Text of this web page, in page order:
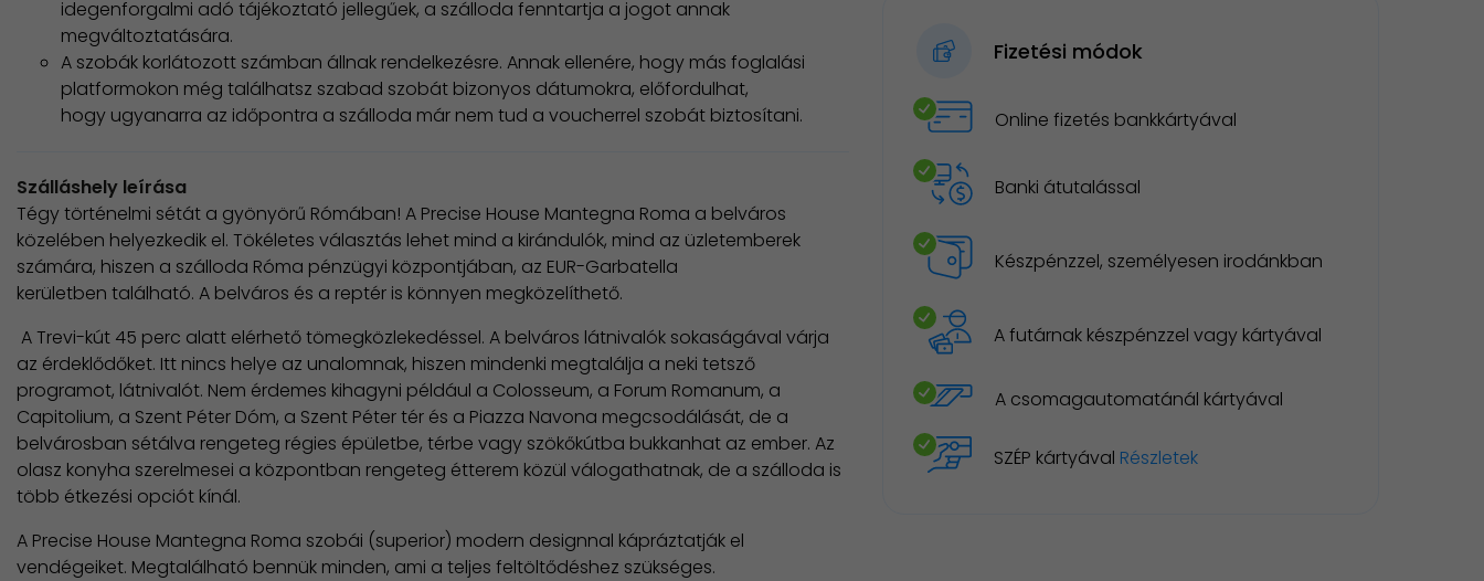
idegenforgalmi adó tájékoztató jellegűek, a szálloda fenntartja a jogot annak
megváltoztatására.
A szobák korlátozott számban állnak rendelkezésre. Annak ellenére, hogy más foglalási
platformokon még találhatsz szabad szobát bizonyos dátumokra, előfordulhat,
​hogy ugyanarra az időpontra a szálloda már nem tud a voucherrel szobát biztosítani.
Szálláshely leírása
Tégy történelmi sétát a gyönyörű Rómában! A Precise House Mantegna Roma a belváros
közelében helyezkedik el. Tökéletes választás lehet mind a kirándulók, mind az üzletemberek
számára, hiszen a szálloda Róma pénzügyi központjában, az EUR-Garbatella
kerületben található. A belváros és a reptér is könnyen megközelíthető.
A Trevi-kút 45 perc alatt elérhető tömegközlekedéssel. A belváros látnivalók sokaságával várja
az érdeklődőket. Itt nincs helye az unalomnak, hiszen mindenki megtalálja a neki tetsző
programot, látnivalót. Nem érdemes kihagyni például a Colosseum, a Forum Romanum, a
Capitolium, a Szent Péter Dóm, a Szent Péter tér és a Piazza Navona megcsodálását, de a
belvárosban sétálva rengeteg régies épületbe, térbe vagy szökőkútba bukkanhat az ember. Az
olasz konyha szerelmesei a központban rengeteg étterem közül válogathatnak, de a szálloda is
több étkezési opciót kínál.
A Precise House Mantegna Roma szobái (superior) modern designnal kápráztatják el
vendégeiket. Megtalálható bennük minden, ami a teljes feltöltődéshez szükséges.
Fizetési módok
Online fizetés bankkártyával
Banki átutalással
Készpénzzel, személyesen irodánkban
A futárnak készpénzzel vagy kártyával
A csomagautomatánál kártyával
SZÉP kártyával Részletek